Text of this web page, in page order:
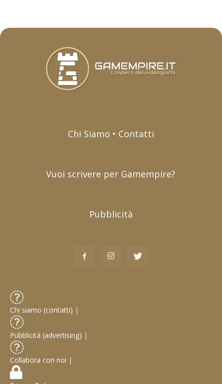
Chi Siamo • Contatti
Vuoi scrivere per Gamempire?
Pubblicità
Chi siamo (contatti) |
Pubblicità (advertising) |
Collabora con noi |